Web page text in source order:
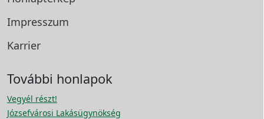
Impresszum
Karrier
További honlapok
Vegyél részt!
Józsefvárosi Lakásügynökség